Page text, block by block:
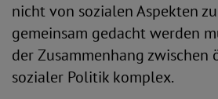
nicht von sozialen Aspekten
gemeinsam gedacht werden
der Zusammenhang zwischen
sozialer Politik komplex.